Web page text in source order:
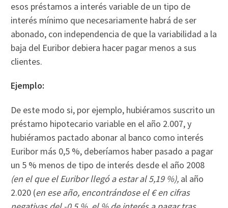
esos préstamos a interés variable de un tipo de
interés mínimo que necesariamente habrá de ser
abonado, con independencia de que la variabilidad a la
baja del Euribor debiera hacer pagar menos a sus
clientes.
Ejemplo:
De este modo si, por ejemplo, hubiéramos suscrito un
préstamo hipotecario variable en el año 2.007, y
hubiéramos pactado abonar al banco como interés
Euribor más 0,5 %, deberíamos haber pasado a pagar
un 5 % menos de tipo de interés desde el año 2008
(en el que el Euribor llegó a estar al 5,19 %), al año
2.020 (en ese año, encontrándose el € en cifras